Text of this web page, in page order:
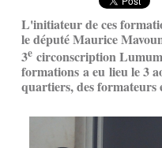
L'initiateur de ces
le député Maurice
3e circonscription
formations a eu lieu le 3
quartiers, des formateurs